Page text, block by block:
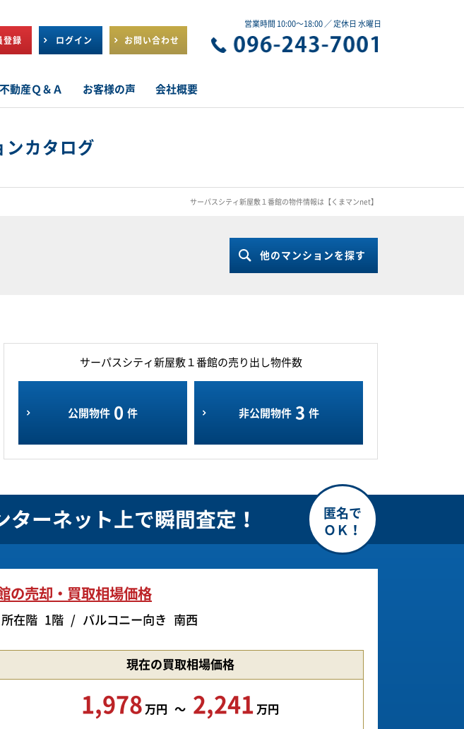
登録 ログイン お問い合わせ
営業時間 10:00～18:00 ／ 定休日 水曜日
不動産Ｑ＆Ａ お客様の声 会社概要
ンカタログ
サーパスシティ新屋敷１番館の物件情報は【くまマンnet】
他のマンションを探す
サーパスシティ新屋敷１番館の売り出し物件数
公開物件 0 件 非公開物件 3 件
ターネット上で瞬間査定！
の売却・買取相場価格
所在階 1階 バルコニー向き 南西
現在の買取相場価格
1,978 万円 2,241 万円